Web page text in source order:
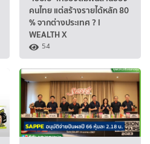
คนไทย แต่สร้างรายได้หลัก 80
% จากต่างประเทศ ? l
WEALTH X
54